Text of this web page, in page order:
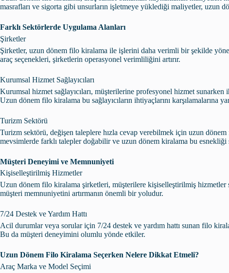
masrafları ve sigorta gibi unsurların işletmeye yüklediği maliyetler, uzun
Farklı Sektörlerde Uygulama Alanları
Şirketler
Şirketler, uzun dönem filo kiralama ile işlerini daha verimli bir şekilde
araç seçenekleri, şirketlerin operasyonel verimliliğini artırır.
Kurumsal Hizmet Sağlayıcıları
Kurumsal hizmet sağlayıcıları, müşterilerine profesyonel hizmet
Uzun dönem filo kiralama bu sağlayıcıların ihtiyaçlarını karşılamalarına
Turizm Sektörü
Turizm sektörü, değişen taleplere hızla cevap verebilmek için uzun
mevsimlerde farklı talepler doğabilir ve uzun dönem kiralama bu esnekliği
Müşteri Deneyimi ve Memnuniyeti
Kişiselleştirilmiş Hizmetler
Uzun dönem filo kiralama şirketleri, müşterilere kişiselleştirilmiş hizmetler
müşteri memnuniyetini artırmanın önemli bir yoludur.
7/24 Destek ve Yardım Hattı
Acil durumlar veya sorular için 7/24 destek ve yardım hattı sunan filo
Bu da müşteri deneyimini olumlu yönde etkiler.
Uzun Dönem Filo Kiralama Seçerken Nelere Dikkat Etmeli?
Araç Marka ve Model Seçimi